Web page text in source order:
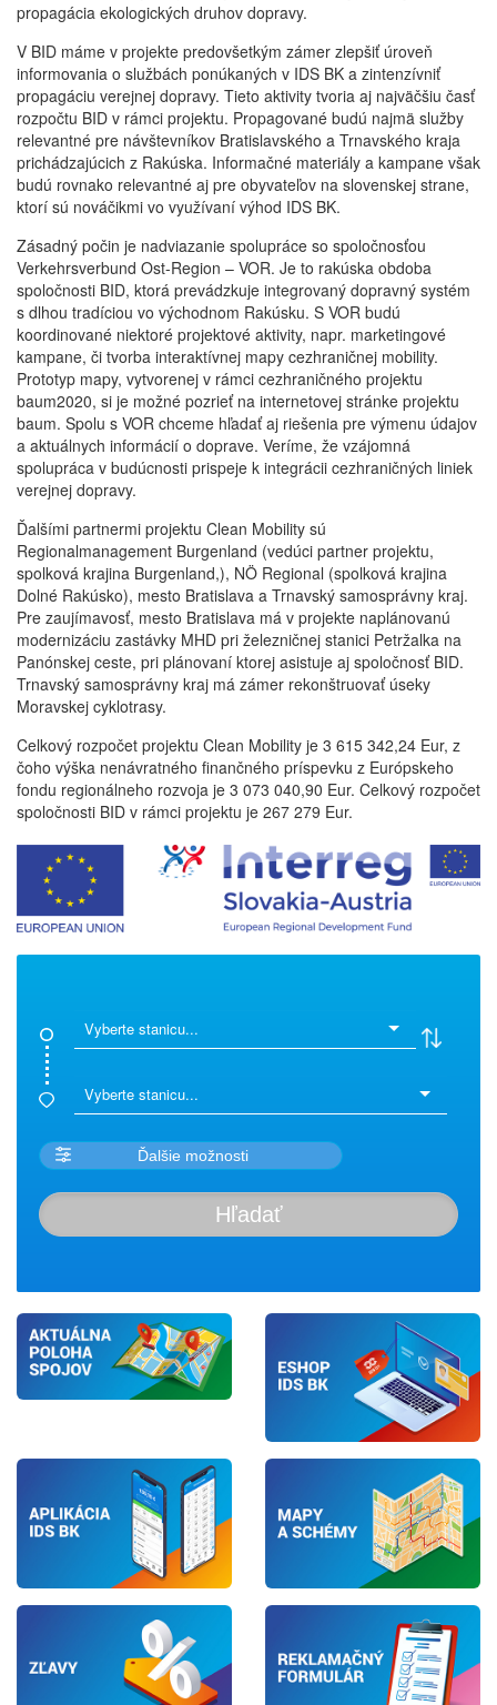
propagácia ekologických druhov dopravy.
V BID máme v projekte predovšetkým zámer zlepšiť úroveň
informovania o službách ponúkaných v IDS BK a zintenzívniť
propagáciu verejnej dopravy. Tieto aktivity tvoria aj najväčšiu časť
rozpočtu BID v rámci projektu. Propagované budú najmä služby
relevantné pre návštevníkov Bratislavského a Trnavského kraja
prichádzajúcich z Rakúska. Informačné materiály a kampane však
budú rovnako relevantné aj pre obyvateľov na slovenskej strane,
ktorí sú nováčikmi vo využívaní výhod IDS BK.
Zásadný počin je nadviazanie spolupráce so spoločnosťou
Verkehrsverbund Ost-Region – VOR. Je to rakúska obdoba
spoločnosti BID, ktorá prevádzkuje integrovaný dopravný systém
s dlhou tradíciou vo východnom Rakúsku. S VOR budú
koordinované niektoré projektové aktivity, napr. marketingové
kampane, či tvorba interaktívnej mapy cezhraničnej mobility.
Prototyp mapy, vytvorenej v rámci cezhraničného projektu
baum2020, si je možné pozrieť na internetovej stránke projektu
baum. Spolu s VOR chceme hľadať aj riešenia pre výmenu údajov
a aktuálnych informácií o doprave. Veríme, že vzájomná
spolupráca v budúcnosti prispeje k integrácii cezhraničných liniek
verejnej dopravy.
Ďalšími partnermi projektu Clean Mobility sú
Regionalmanagement Burgenland (vedúci partner projektu,
spolková krajina Burgenland,), NÖ Regional (spolková krajina
Dolné Rakúsko), mesto Bratislava a Trnavský samosprávny kraj.
Pre zaujímavosť, mesto Bratislava má v projekte naplánovanú
modernizáciu zastávky MHD pri železničnej stanici Petržalka na
Panónskej ceste, pri plánovaní ktorej asistuje aj spoločnosť BID.
Trnavský samosprávny kraj má zámer rekonštruovať úseky
Moravskej cyklotrasy.
Celkový rozpočet projektu Clean Mobility je 3 615 342,24 Eur, z
čoho výška nenávratného finančného príspevku z Európskeho
fondu regionálneho rozvoja je 3 073 040,90 Eur. Celkový rozpočet
spoločnosti BID v rámci projektu je 267 279 Eur.